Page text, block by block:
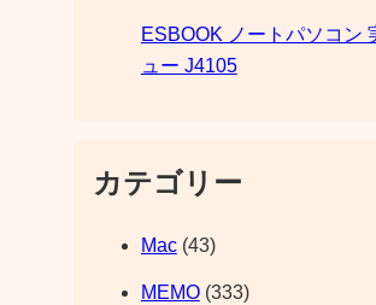
ESBOOK ノートパソコン
ュー J4105
カテゴリー
Mac(43)
MEMO(333)